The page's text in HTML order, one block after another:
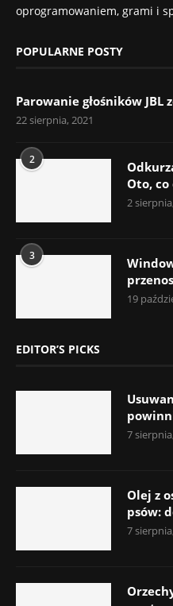
oprogramowaniem, grami i
POPULARNE POSTY
Parowanie głośników JBL
22 sierpnia, 2021
2
Oto,
2
3
19
EDITOR’S PICKS
7
Olej z
psów:
7